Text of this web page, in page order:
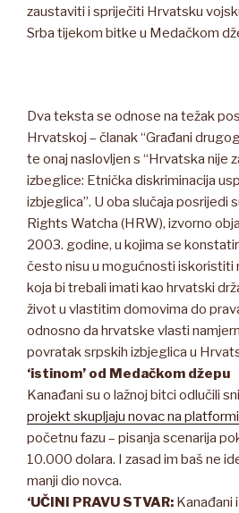
zaustaviti i spriječiti Hrvatsku
Srba tijekom bitke u Medačkom
Dva teksta se odnose na težak
Hrvatskoj – članak “Građani
te onaj naslovljen s “Hrvatska nije
izbeglice: Etnička diskriminacija
izbjeglica”. U oba slučaja posrijedi
Rights Watcha (HRW), izvorno
2003. godine, u kojima se
često nisu u mogućnosti iskoristiti
koja bi trebali imati kao hrvatski
život u vlastitim domovima do
odnosno da hrvatske vlasti
povratak srpskih izbjeglica u
‘istinom’ od Medačkom džepu
Kanađani su o lažnoj bitci odlučili
projekt skupljaju novac na
početnu fazu – pisanja scenarija
10.000 dolara. I zasad im baš ne
manji dio novca.
‘UČINI PRAVU STVAR: Kanađani